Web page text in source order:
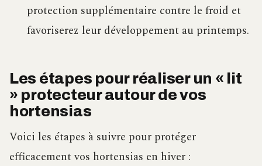
protection supplémentaire contre le froid et
favoriserez leur développement au printemps.
Les étapes pour réaliser un « lit
» protecteur autour de vos
hortensias
Voici les étapes à suivre pour protéger
efficacement vos hortensias en hiver :